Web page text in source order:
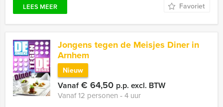
LEES MEER Favoriet
Jongens tegen de Meisjes Diner in
Arnhem
Nieuw
Vanaf€ 64,50 p.p. excl. BTW
Vanaf 12 personen ‐ 4 uur